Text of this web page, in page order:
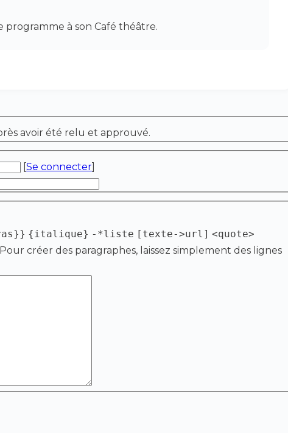
à son Café théâtre.
avoir été relu et approuvé.
[Se connecter]
{italique} -*liste [texte->url] <quote>
créer des paragraphes, laissez simplement des lignes